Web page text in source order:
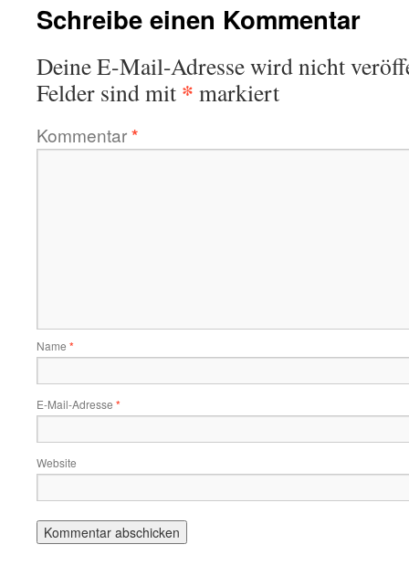
Schreibe einen Kommentar
Deine E-Mail-Adresse wird nicht
Felder sind mit * markiert
Kommentar*
Name *
E-Mail-Adresse *
Website